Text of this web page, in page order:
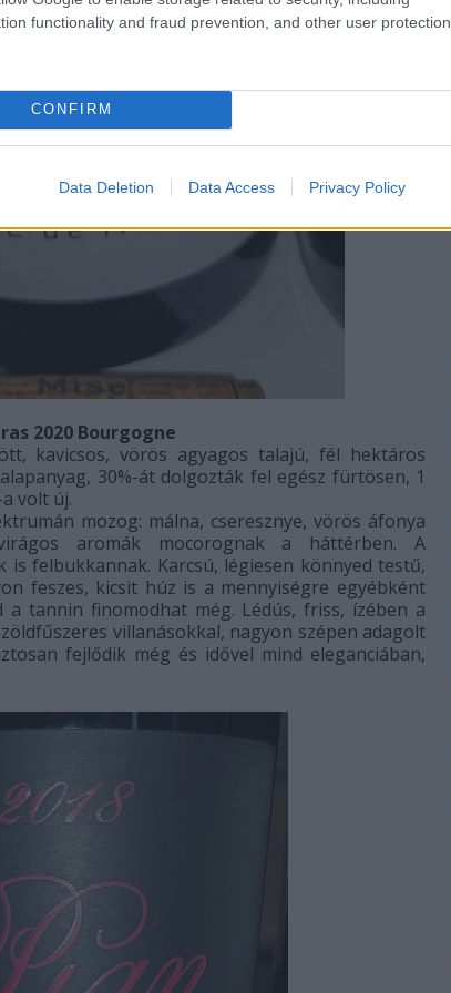
functionality and fraud prevention, and other user protection.
CONFIRM
Data Deletion Data Access Privacy Policy
2020 Bourgogne
kavicsos, vörös agyagos talajú, fél hektáros
30%-át dolgozták fel egész fürtösen, 1
volt új.
mozog: málna, cseresznye, vörös áfonya
aromák mocorognak a háttérben. A
felbukkannak. Karcsú, légiesen könnyed testű,
feszes, kicsit húz is a mennyiségre egyébként
tannin finomodhat még. Lédús, friss, ízében a
villanásokkal, nagyon szépen adagolt
fejlődik még és idővel mind eleganciában,